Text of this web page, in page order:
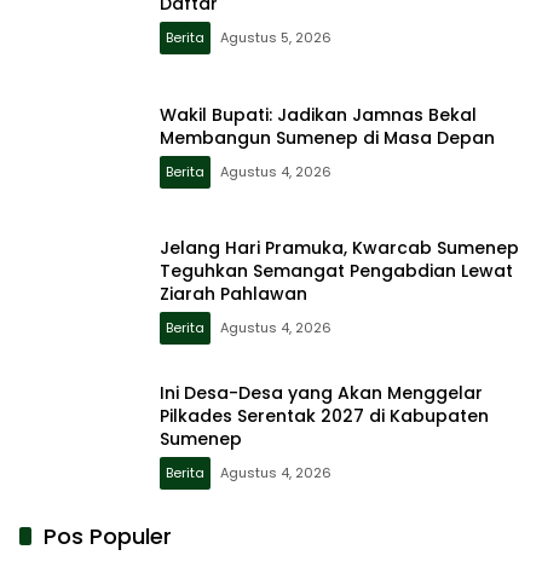
Berita Agustus 5, 2026
Wakil Bupati: Jadikan Jamnas Bekal
Membangun Sumenep di Masa Depan
Berita Agustus 4, 2026
Jelang Hari Pramuka, Kwarcab Sumenep
Teguhkan Semangat Pengabdian Lewat
Ziarah Pahlawan
Berita Agustus 4, 2026
Ini Desa-Desa yang Akan Menggelar
Pilkades Serentak 2027 di Kabupaten
Sumenep
Berita Agustus 4, 2026
Pos Populer